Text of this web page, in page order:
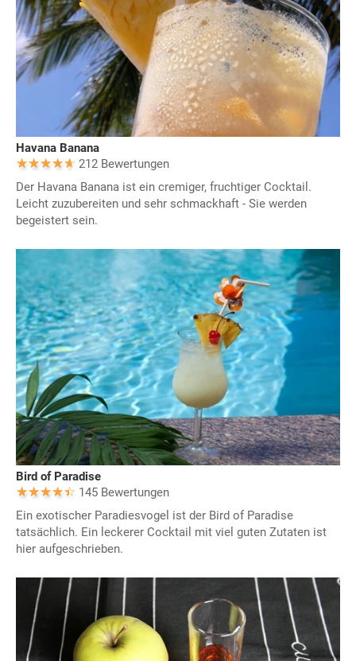
Havana Banana
212 Bewertungen
Der Havana Banana ist ein cremiger, fruchtiger Cocktail.
Leicht zuzubereiten und sehr schmackhaft - Sie werden
begeistert sein.
Bird of Paradise
145 Bewertungen
Ein exotischer Paradiesvogel ist der Bird of Paradise
tatsächlich. Ein leckerer Cocktail mit viel guten Zutaten ist
hier aufgeschrieben.